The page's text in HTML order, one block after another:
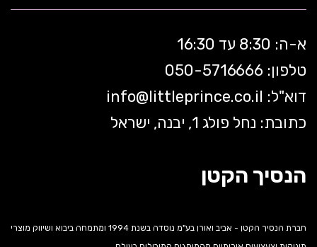
א-ה: 8:30 עד 16:30
טלפון: 050-5 716666
דוא"ל:
info@littleprince.co.il
כתובת: נחל פולג 1, יבנה, ישראל
הנסיך הקטן
חברת הנסיך הקטן - אביב ואורן בע"מ נוסדה בשנת 1994 ומתמחה ביבוא ושיווק מוצרי